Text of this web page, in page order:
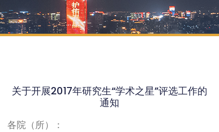
关于开展2017年研究生“学术之星”评选工作的
通知
各院（所）：